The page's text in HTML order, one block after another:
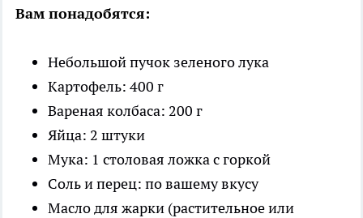
Вам понадобятся:
Небольшой пучок зеленого лука
Картофель: 400 г
Вареная колбаса: 200 г
Яйца: 2 штуки
Мука: 1 столовая ложка с горкой
Соль и перец: по вашему вкусу
Масло для жарки (растительное или